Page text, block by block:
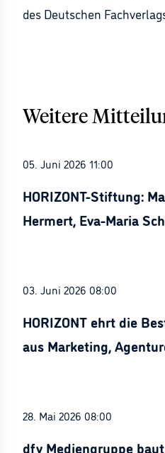
des Deutschen
Weitere
05. Juni 2026 11:00
HORIZONT-Stiftung:
Hermert, Eva-Maria
03. Juni 2026 08:00
HORIZONT ehrt die
aus Marketing,
28. Mai 2026 08:00
dfv Mediengruppe